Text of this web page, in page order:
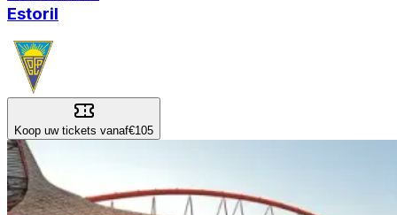
Estoril
Koop uw tickets vanaf€105